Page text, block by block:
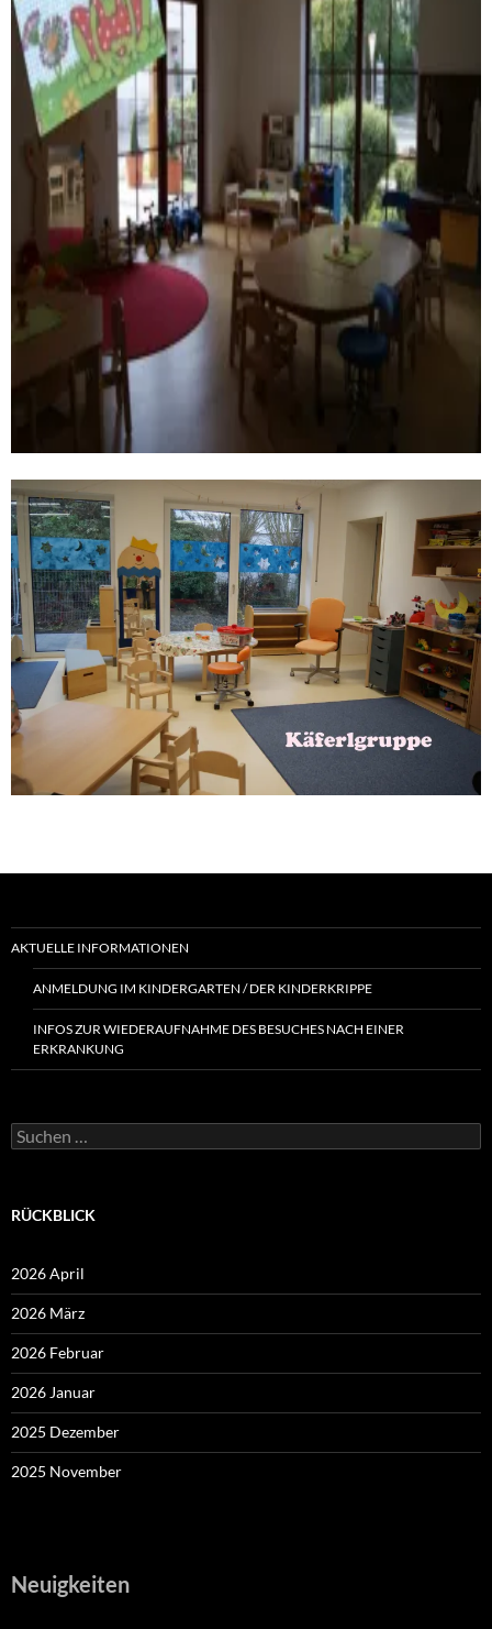
AKTUELLE INFORMATIONEN
ANMELDUNG IM KINDERGARTEN / DER KINDERKRIPPE
INFOS ZUR WIEDERAUFNAHME DES BESUCHES NACH EINER
ERKRANKUNG
Suchen
nach:
RÜCKBLICK
2026 April
2026 März
2026 Februar
2026 Januar
2025 Dezember
2025 November
Neuigkeiten